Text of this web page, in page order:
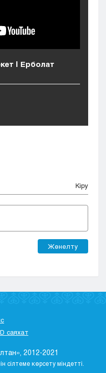
| Ерболат
Кіру
Жөнелту
саяхат
2012-2021
көрсету міндетті.